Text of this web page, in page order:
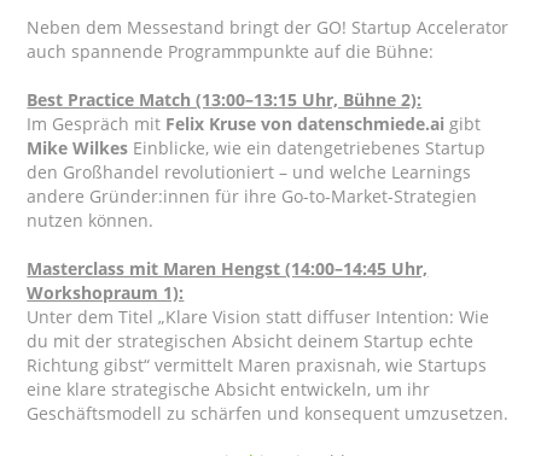
Neben dem Messestand bringt der GO! Startup Accelerator
auch spannende Programmpunkte auf die Bühne:
Best Practice Match (13:00–13:15 Uhr, Bühne 2):
Im Gespräch mit Felix Kruse von datenschmiede.ai gibt
Mike Wilkes Einblicke, wie ein datengetriebenes Startup
den Großhandel revolutioniert – und welche Learnings
andere Gründer:innen für ihre Go-to-Market-Strategien
nutzen können.
Masterclass mit Maren Hengst (14:00–14:45 Uhr,
Workshopraum 1):
Unter dem Titel „Klare Vision statt diffuser Intention: Wie
du mit der strategischen Absicht deinem Startup echte
Richtung gibst“ vermittelt Maren praxisnah, wie Startups
eine klare strategische Absicht entwickeln, um ihr
Geschäftsmodell zu schärfen und konsequent umzusetzen.